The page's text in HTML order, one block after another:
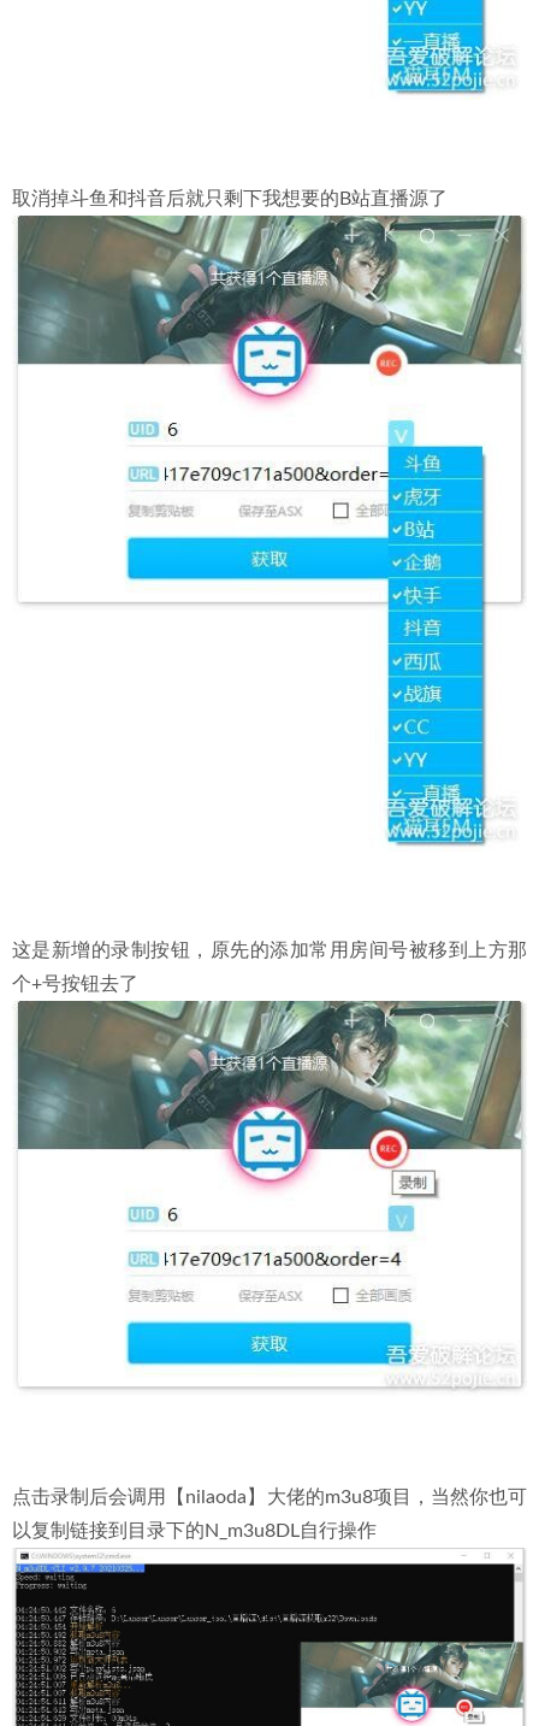
取消掉斗鱼和抖音后就只剩下我想要的B站直播源了
这是新增的录制按钮，原先的添加常用房间号被移到上方那
个+号按钮去了
点击录制后会调用【nilaoda】大佬的m3u8项目，当然你也可
以复制链接到目录下的N_m3u8DL自行操作